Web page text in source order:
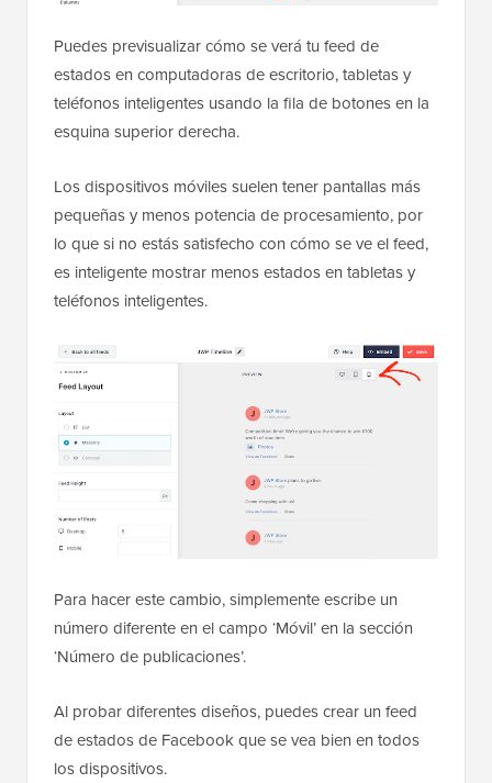
Puedes previsualizar cómo se verá tu feed de
estados en computadoras de escritorio, tabletas y
teléfonos inteligentes usando la fila de botones en la
esquina superior derecha.
Los dispositivos móviles suelen tener pantallas más
pequeñas y menos potencia de procesamiento, por
lo que si no estás satisfecho con cómo se ve el feed,
es inteligente mostrar menos estados en tabletas y
teléfonos inteligentes.
Para hacer este cambio, simplemente escribe un
número diferente en el campo ‘Móvil’ en la sección
‘Número de publicaciones’.
Al probar diferentes diseños, puedes crear un feed
de estados de Facebook que se vea bien en todos
los dispositivos.